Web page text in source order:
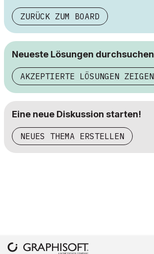
ZURÜCK ZUM BOARD
Neueste Lösungen durchsuchen
AKZEPTIERTE LÖSUNGEN ZEIGEN
Eine neue Diskussion starten!
NEUES THEMA ERSTELLEN